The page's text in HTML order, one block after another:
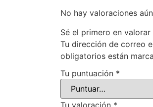
No hay valoraciones
Sé el primero en
Tu dirección de correo
obligatorios están
Tu puntuación *